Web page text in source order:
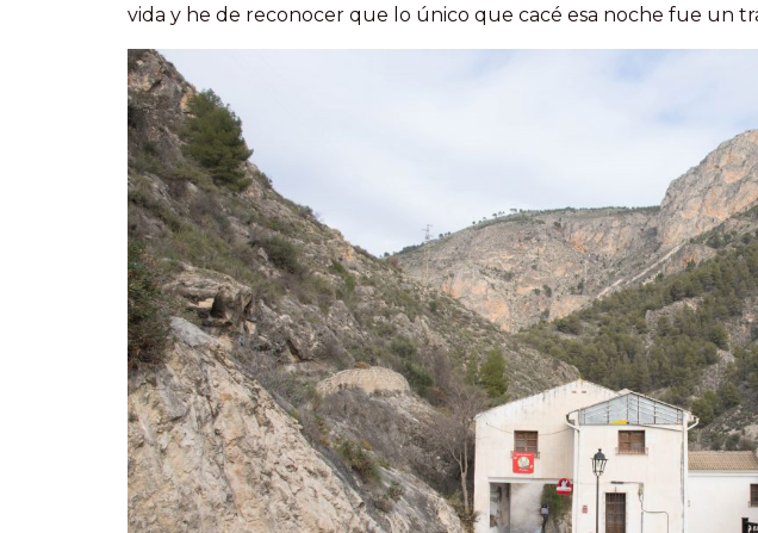
vida y he de reconocer que lo único que cacé esa noche fue un